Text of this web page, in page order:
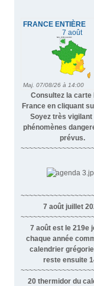
Consultez la carte
France en cliquant
Soyez très vigilant
phénomènes
prévus.
7 août juillet
7 août est le 219e
chaque année
calendrier
reste ensuite
20 thermidor du